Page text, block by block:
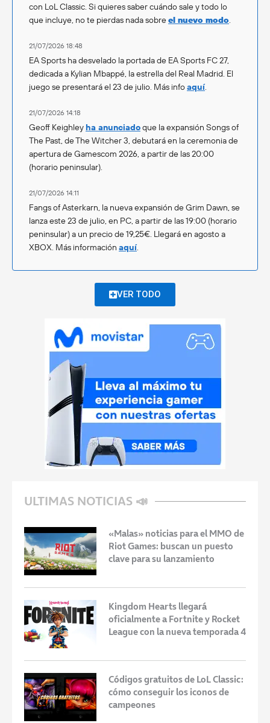
con LoL Classic. Si quieres saber cuándo sale y todo lo
que incluye, no te pierdas nada sobreel nuevo modo.
21/07/2026 18:48
EA Sports ha desvelado la portada de EA Sports FC 27,
dedicada a Kylian Mbappé, la estrella del Real Madrid. El
juego se presentará el 23 de julio. Más infoaquí.
21/07/2026 14:18
Geoff Keighley ha anunciadoque la expansión Songs of
The Past, de The Witcher 3, debutará en la ceremonia de
apertura de Gamescom 2026, a partir de las 20:00
(horario peninsular).
21/07/2026 14:11
Fangs of Asterkarn, la nueva expansión de Grim Dawn, se
lanza este 23 de julio, en PC, a partir de las 19:00 (horario
peninsular) a un precio de 19,25€. Llegará en agosto a
XBOX. Más información aquí.
VER TODO
ULTIMAS NOTICIAS 📣
«Malas» noticias para el MMO de
Riot Games: buscan un puesto
clave para su lanzamiento
Kingdom Hearts llegará
oficialmente a Fortnite y Rocket
League con la nueva temporada 4
Códigos gratuitos de LoL Classic:
cómo conseguir los iconos de
campeones